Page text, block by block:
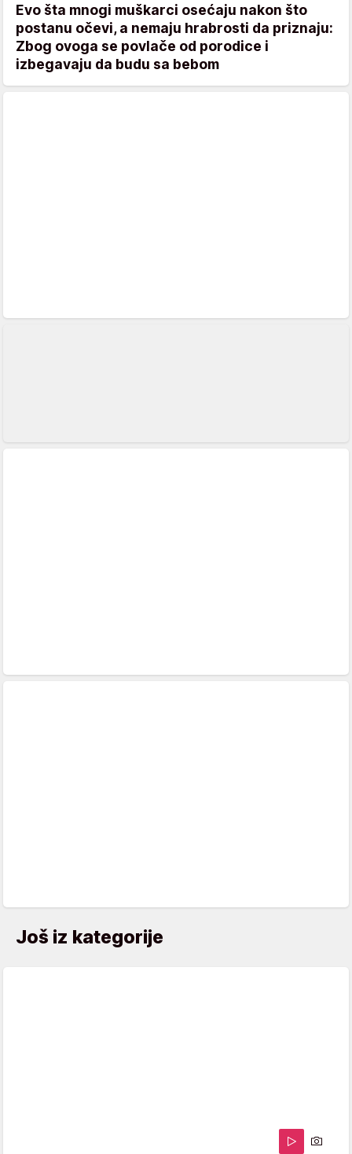
Evo šta mnogi muškarci osećaju nakon što
postanu očevi, a nemaju hrabrosti da priznaju:
Zbog ovoga se povlače od porodice i
izbegavaju da budu sa bebom
Još iz kategorije